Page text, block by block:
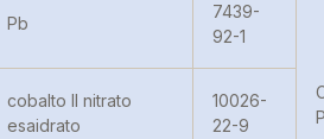
Pb
7439-
92-1
cobalto II nitrato
esaidrato
10026-
22-9